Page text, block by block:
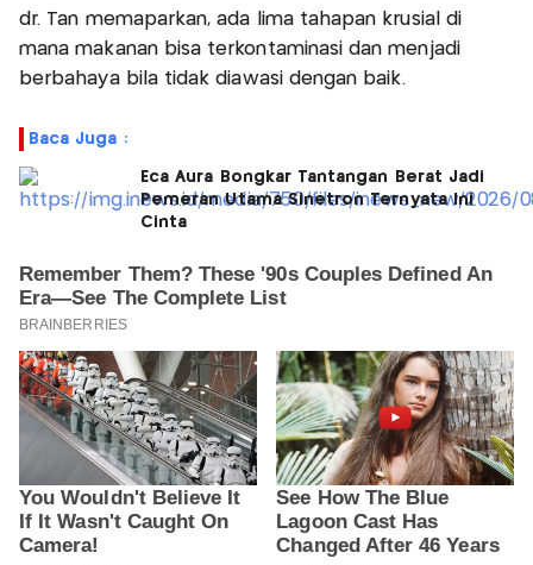
dr. Tan memaparkan, ada lima tahapan krusial di
mana makanan bisa terkontaminasi dan menjadi
berbahaya bila tidak diawasi dengan baik.
Baca Juga :
Eca Aura Bongkar Tantangan Berat Jadi
Pemeran Utama Sinetron Ternyata Ini
Cinta